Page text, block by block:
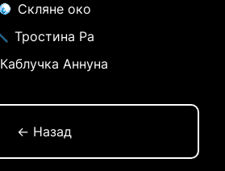
Скляне око
Тростина Ра
Каблучка Аннуна
← Назад